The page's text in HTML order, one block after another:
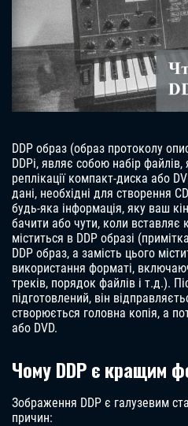
DDP образ (образ протоколу
DDPi, являє собою набір
реплікації компакт-диска або
дані, необхідні для створення
будь-яка інформація, яку ваш
бачити або чути, коли вставляє
міститься в DDP образі
DDP образ, а замість цього
використання форматі,
треків, порядок файлів і т.д.).
підготовлений, він
створюється головна копія, а
або DVD.
Чому DDP є кращим
Зображення DDP є галузевим
причин: